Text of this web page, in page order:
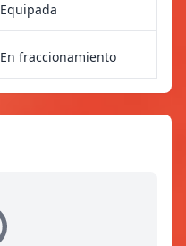
Equipada
En fraccionamiento